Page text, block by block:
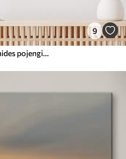
9
Abstraktne roosades toonides pojengide kimp